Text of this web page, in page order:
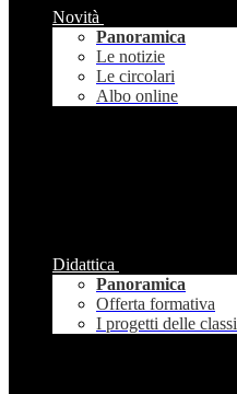
Novità
Panoramica
Le notizie
Le circolari
Albo online
Didattica
Panoramica
Offerta formativa
I progetti delle classi